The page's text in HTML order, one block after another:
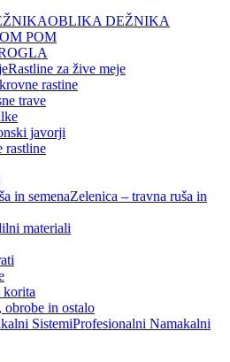
OBLIKA DEŽNIKA
POM
Rastline za žive meje
rastine
trave
javorji
rastline
Zelenica – travna ruša in
materiali
obrobe in ostalo
Profesionalni Namakalni